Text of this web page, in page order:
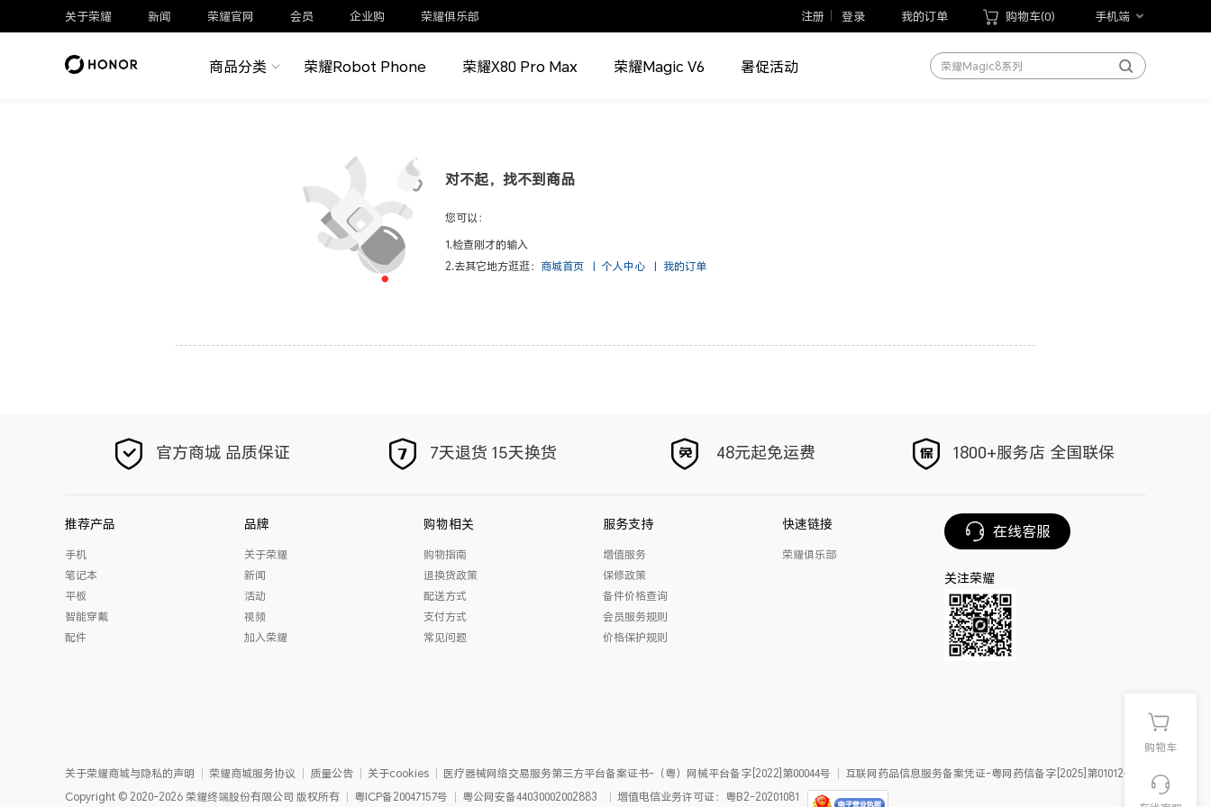
关于荣耀 新闻 荣耀官网 会员 企业购 荣耀俱乐部 注册 登录 我的订单 购物车(0) 手机端
商品分类 荣耀Robot Phone 荣耀X80 Pro Max 荣耀Magic V6 暑促活动
荣耀Magic V6
荣耀Magic8系列
手写笔
对不起，找不到商品
您可以：
1.检查刚才的输入
2.去其它地方逛逛： 商城首页 | 个人中心 | 我的订单
官方商城 品质保证 7天退货 15天换货 48元起免运费 1800+服务店 全国联保
推荐产品
手机
笔记本
平板
智能穿戴
配件
品牌
关于荣耀
新闻
活动
视频
加入荣耀
购物相关
购物指南
退换货政策
配送方式
支付方式
常见问题
服务支持
增值服务
保修政策
备件价格查询
会员服务规则
价格保护规则
快速链接
荣耀俱乐部
在线客服
关注荣耀
关于荣耀商城与隐私的声明 荣耀商城服务协议 质量公告 关于cookies 医疗器械网络交易服务第三方平台备案证书-（粤）网械平台备字[2022]第00044号
互联网药品信息服务备案凭证-粤网药信备字[2025]第01012号
Copyright © 2020-2026 荣耀终端股份有限公司 版权所有 粤ICP备20047157号 粤公网安备44030002002883 增值电信业务许可证：粤B2-20201081
购物车